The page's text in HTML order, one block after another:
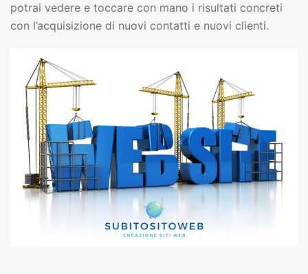
potrai vedere e toccare con mano i risultati concreti
con l’acquisizione di nuovi contatti e nuovi clienti.